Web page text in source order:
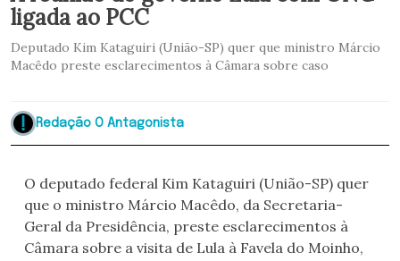
ligada ao PCC
Deputado Kim Kataguiri (União-SP) quer que ministro Márcio
Macêdo preste esclarecimentos à Câmara sobre caso
Redação O Antagonista
O deputado federal Kim Kataguiri (União-SP) quer
que o ministro Márcio Macêdo, da Secretaria-
Geral da Presidência, preste esclarecimentos à
Câmara sobre a visita de Lula à Favela do Moinho,